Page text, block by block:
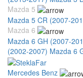
Mazda 5
Mazda 5 CR (2007-
Mazda 6
Mazda 6 GH (2007-
(2002-2007) Mazda 6
Mercedes Benz